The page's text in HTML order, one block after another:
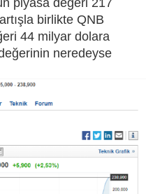
birlikte QNB
44 milyar dolara
neredeyse